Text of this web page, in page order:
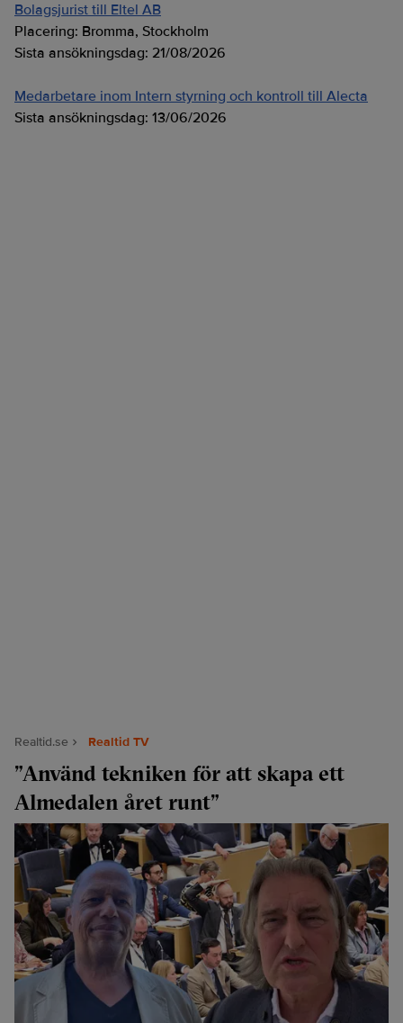
Bolagsjurist till Eltel AB
Placering: Bromma, Stockholm
Sista ansökningsdag: 21/08/2026
Medarbetare inom Intern styrning och kontroll till Alecta
Sista ansökningsdag: 13/06/2026
Realtid.se Realtid TV
”Använd tekniken för att skapa ett
Almedalen året runt”